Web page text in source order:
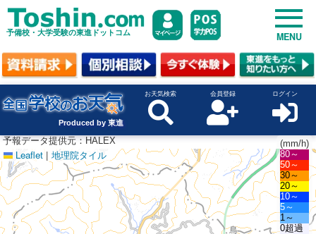
予備校・大学受験の東進ドットコム MENU
Produced by 東進
お天気検索 会員登録 ログイン
Leaflet | 地理院タイル
(mm/h)
80～
50～
30～
20～
10～
5～
1～
0超過
予報データ提供元：HALEX